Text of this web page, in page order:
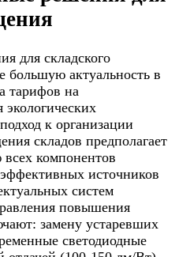
для складского
большую актуальность в
тарифов на
к организации
складов предполагает
компонентов
источников
систем
повышения
замену устаревших
светодиодные